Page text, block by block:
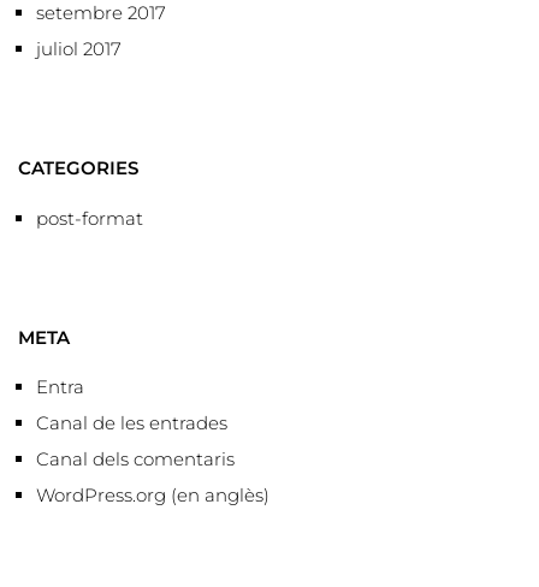
setembre 2017
juliol 2017
CATEGORIES
post-format
META
Entra
Canal de les entrades
Canal dels comentaris
WordPress.org (en anglès)